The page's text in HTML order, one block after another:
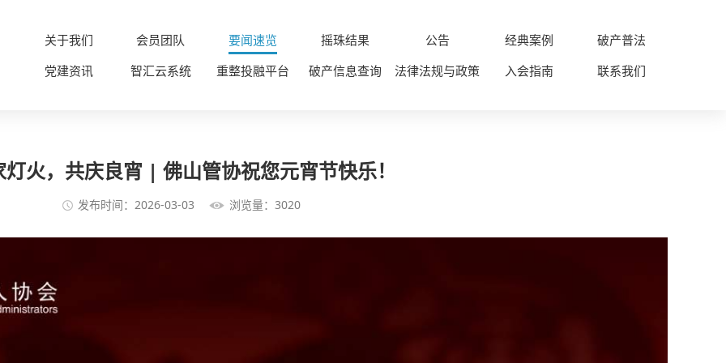
关于我们 会员团队 要闻速览 摇珠结果 公告 经典案例
破产普法
党建资讯
智汇云系统 重整投融平台 破产信息查询 法律法规与政策 入会指南 联系我们
火，共庆良宵 | 佛山管协祝您元宵节快乐！
发布时间：2026-03-03 浏览量：3020